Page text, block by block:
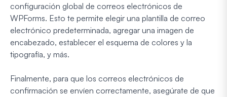
configuración global de correos electrónicos de
WPForms. Esto te permite elegir una plantilla de correo
electrónico predeterminada, agregar una imagen de
encabezado, establecer el esquema de colores y la
tipografía, y más.
Finalmente, para que los correos electrónicos de
confirmación se envíen correctamente, asegúrate de que